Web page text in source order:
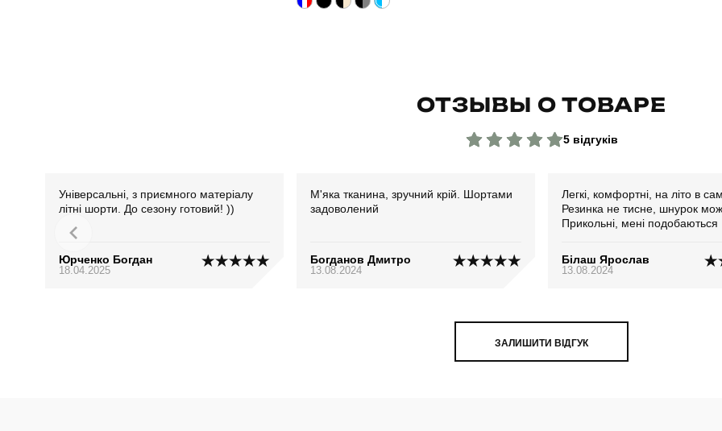
ОТЗЫВЫ О ТОВАРЕ
5 відгуків
Універсальні, з приємного матеріалу
літні шорти. До сезону готовий! ))
Юрченко Богдан
18.04.2025
М'яка тканина, зручний крій. Шортами
задоволений
Богданов Дмитро
13.08.2024
Легкі, комфортні, на літо в
Резинка не тисне, шнурок
Прикольні, мені подобаються
Білаш Ярослав
13.08.2024
ЗАЛИШИТИ ВІДГУК